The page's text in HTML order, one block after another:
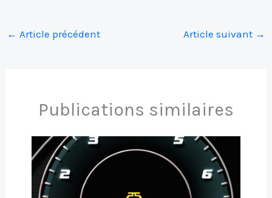
← Article précédent Article suivant →
Publications similaires